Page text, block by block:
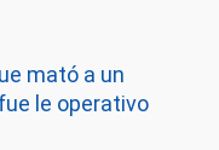
mató a un
le operativo